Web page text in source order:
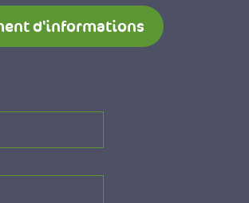
d'informations